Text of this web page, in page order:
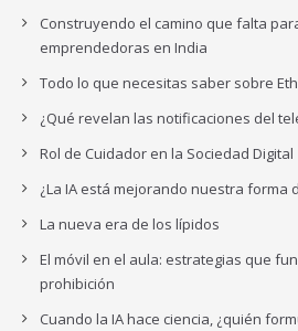
Construyendo el camino que falta
emprendedoras en India
Todo lo que necesitas saber sobre
¿Qué revelan las notificaciones del
Rol de Cuidador en la Sociedad Digital
¿La IA está mejorando nuestra forma
La nueva era de los lípidos
El móvil en el aula: estrategias que
prohibición
Cuando la IA hace ciencia, ¿quién